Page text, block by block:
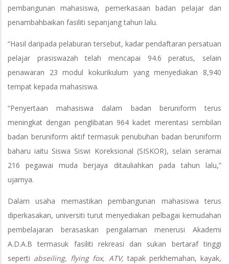
pembangunan mahasiswa, pemerkasaan badan pelajar dan
penambahbaikan fasiliti sepanjang tahun lalu.
“Hasil daripada pelaburan tersebut, kadar pendaftaran persatuan
pelajar prasiswazah telah mencapai 94.6 peratus, selain
penawaran 23 modul kokurikulum yang menyediakan 8,940
tempat kepada mahasiswa.
“Penyertaan mahasiswa dalam badan beruniform terus
meningkat dengan penglibatan 964 kadet merentasi sembilan
badan beruniform aktif termasuk penubuhan badan beruniform
baharu iaitu Siswa Siswi Koreksional (SISKOR), selain seramai
216 pegawai muda berjaya ditauliahkan pada tahun lalu,”
ujarnya.
Dalam usaha memastikan pembangunan mahasiswa terus
diperkasakan, universiti turut menyediakan pelbagai kemudahan
pembelajaran berasaskan pengalaman menerusi Akademi
A.D.A.B termasuk fasiliti rekreasi dan sukan bertaraf tinggi
seperti abseiling, flying fox, ATV, tapak perkhemahan, kayak,